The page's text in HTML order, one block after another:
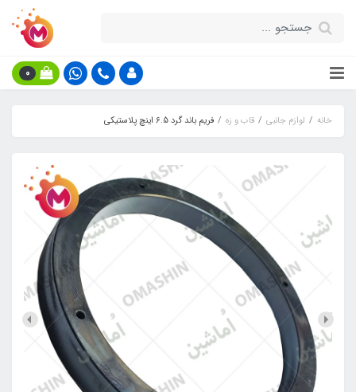
0
خانه لوازم جانبی قاب و زه فریم باند گرد 6.5 اینچ پلاستیکی